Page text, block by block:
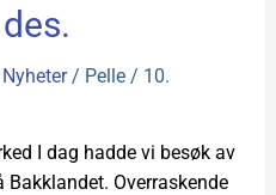
Nyheter/ Pelle / 10.
I dag hadde vi besøk av
Overraskende